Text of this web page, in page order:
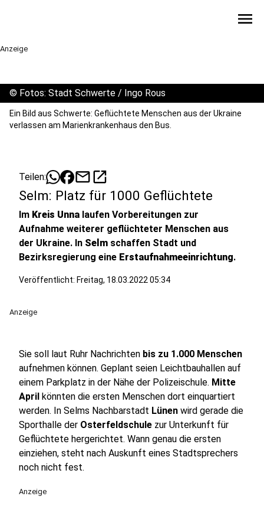
menu
Anzeige
© Fotos: Stadt Schwerte / Ingo Rous
Ein Bild aus Schwerte: Geflüchtete Menschen aus der Ukraine
verlassen am Marienkrankenhaus den Bus.
Teilen: mailopen_in_new
Selm: Platz für 1000 Geflüchtete
Im Kreis Unna laufen Vorbereitungen zur
Aufnahme weiterer geflüchteter Menschen aus
der Ukraine. In Selm schaffen Stadt und
Bezirksregierung eine Erstaufnahmeeinrichtung.
Veröffentlicht: Freitag, 18.03.2022 05:34
Anzeige
Sie soll laut Ruhr Nachrichten bis zu 1.000 Menschen
aufnehmen können. Geplant seien Leichtbauhallen auf
einem Parkplatz in der Nähe der Polizeischule. Mitte
April könnten die ersten Menschen dort einquartiert
werden. In Selms Nachbarstadt Lünen wird gerade die
Sporthalle der Osterfeldschule zur Unterkunft für
Geflüchtete hergerichtet. Wann genau die ersten
einziehen, steht nach Auskunft eines Stadtsprechers
noch nicht fest.
Anzeige